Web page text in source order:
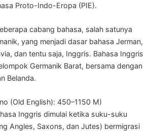
Proto-Indo-Eropa (PIE).
cabang bahasa, salah satunya
yang menjadi dasar bahasa Jerman,
dan tentu saja, Inggris. Bahasa Inggris
Germanik Barat, bersama dengan
Belanda.
(Old English): 450–1150 M)
Inggris dimulai ketika suku-suku
Angles, Saxons, dan Jutes) bermigrasi